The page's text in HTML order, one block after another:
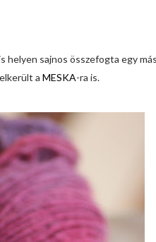
sajnos összefogta egy
a MESKA-ra is.